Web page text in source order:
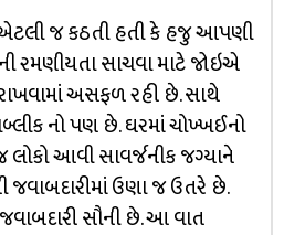
જ કઠતી હતી કે હજુ આપણી
રમણીયતા સાચવા માટે જોઇએ
અસફળ રહી છે. સાથે
નો પણ છે. ઘરમાં ચોખ્ખઈનો
આવી સાવર્જનીક જગ્યાને
જવાબદારીમાં ઉણા જ ઉતરે છે.
સૌની છે. આ વાત